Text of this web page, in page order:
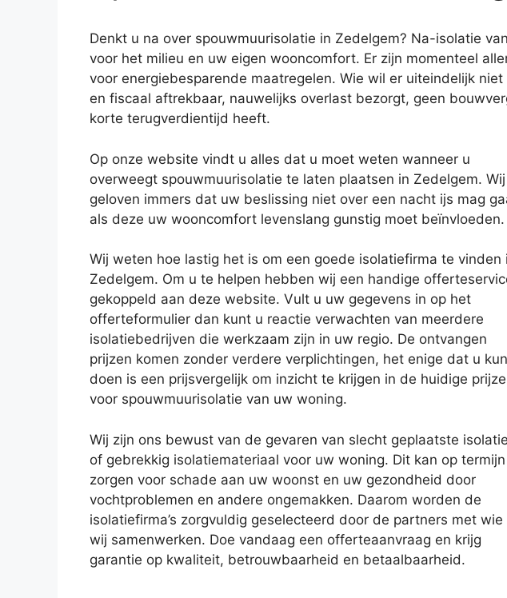
Denkt u na over spouwmuurisolatie in Zedelgem? Na-isolatie
voor het milieu en uw eigen wooncomfort. Er zijn momenteel
voor energiebesparende maatregelen. Wie wil er uiteindelijk
en fiscaal aftrekbaar, nauwelijks overlast bezorgt, geen
korte terugverdientijd heeft.
Op onze website vindt u alles dat u moet weten wanneer u
overweegt spouwmuurisolatie te laten plaatsen in Zedelgem. Wij
geloven immers dat uw beslissing niet over een nacht ijs mag
als deze uw wooncomfort levenslang gunstig moet beïnvloeden.
Wij weten hoe lastig het is om een goede isolatiefirma te vinden
Zedelgem. Om u te helpen hebben wij een handige
gekoppeld aan deze website. Vult u uw gegevens in op het
offerteformulier dan kunt u reactie verwachten van meerdere
isolatiebedrijven die werkzaam zijn in uw regio. De ontvangen
prijzen komen zonder verdere verplichtingen, het enige dat u
doen is een prijsvergelijk om inzicht te krijgen in de huidige
voor spouwmuurisolatie van uw woning.
Wij zijn ons bewust van de gevaren van slecht geplaatste isolatie
of gebrekkig isolatiemateriaal voor uw woning. Dit kan op termijn
zorgen voor schade aan uw woonst en uw gezondheid door
vochtproblemen en andere ongemakken. Daarom worden de
isolatiefirma’s zorgvuldig geselecteerd door de partners met wie
wij samenwerken. Doe vandaag een offerteaanvraag en krijg
garantie op kwaliteit, betrouwbaarheid en betaalbaarheid.